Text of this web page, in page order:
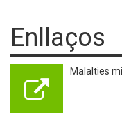
Enllaços
Malalties